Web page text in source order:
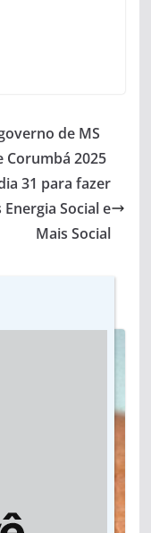
de MS
Corumbá 2025
31 para fazer
Social e
Mais Social